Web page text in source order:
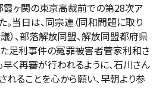
霞ヶ関の東京高裁前での第28次ア
当日は、同宗連（同和問題に取り
）、部落解放同盟、解放同盟都府県
た足利事件の冤罪被害者菅家利和さ
く再審が行われるように、石川さん
ることを心から願い、早朝より参